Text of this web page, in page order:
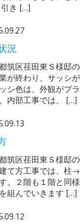
引き […]
況
筑区荏田東Ｓ様邸の
が終わり、サッシが
シ色は、外観がブラ
内部工事では、 […]
筑区荏田東Ｓ様邸の
て方工事では、柱→
。２階も１階と同様
組んでいきます […]